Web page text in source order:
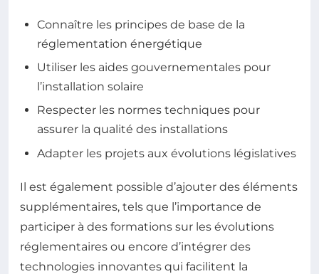
Connaître les principes de base de la
réglementation énergétique
Utiliser les aides gouvernementales pour
l’installation solaire
Respecter les normes techniques pour
assurer la qualité des installations
Adapter les projets aux évolutions législatives
Il est également possible d’ajouter des éléments
supplémentaires, tels que l’importance de
participer à des formations sur les évolutions
réglementaires ou encore d’intégrer des
technologies innovantes qui facilitent la